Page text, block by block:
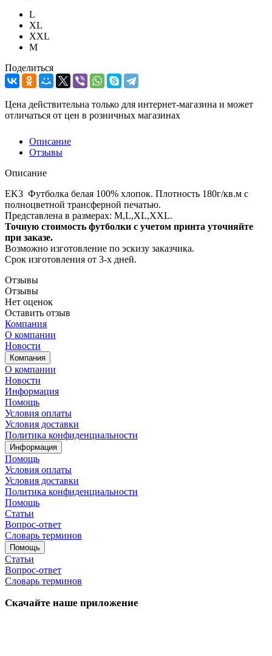
L
XL
XXL
М
Поделиться
Цена действительна только для интернет-магазина и может
отличаться от цен в розничных магазинах
Описание
Отзывы
Описание
EK3 Футболка белая 100% хлопок. Плотность 180г/кв.м с
полноцветной трансферной печатью.
Представлена в размерах: M,L,XL,XXL.
Точную стоимость футболки с учетом принта уточняйте
при заказе.
Возможно изготовление по эскизу заказчика.
Срок изготовления от 3-х дней.
Отзывы
Отзывы
Нет оценок
Оставить отзыв
Компания
О компании
Новости
Компания
О компании
Новости
Информация
Помощь
Условия оплаты
Условия доставки
Политика конфиденциальности
Информация
Помощь
Условия оплаты
Условия доставки
Политика конфиденциальности
Помощь
Статьи
Вопрос-ответ
Словарь терминов
Помощь
Статьи
Вопрос-ответ
Словарь терминов
Скачайте наше приложение